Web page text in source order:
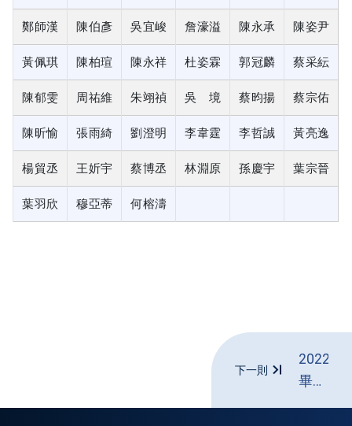
鄭師漢 陳伯彥 吳宜峻 詹濠溢 陳永承 陳姿尹
黃佩琪 陳柏瑄 陳永祥 杜姿霖 郭冠麟 蔡采紜
陳郁雯 周祐維 朱翊禎 吳 境 蔡昀揚 蔡宗佑
陳昕愉 張雨綺 劉澄明 李韋霆 李哲誠 黃亮逸
楊貿丞 王妡宇 蔡博丞 林淵原 孫慶宇 葉宗晉
葉羽欣 穆亞蒂 何榕濤
下一則
2022
畢業